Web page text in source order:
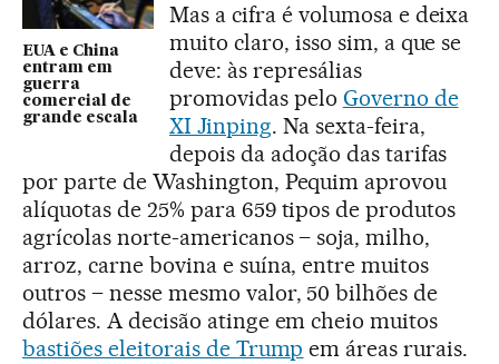
EUA e China
entram em
guerra
comercial de
grande escala
Mas a cifra é volumosa e deixa
muito claro, isso sim, a que se
deve: às represálias
promovidas pelo Governo de
XI Jinping. Na sexta-feira,
depois da adoção das tarifas
por parte de Washington, Pequim aprovou
alíquotas de 25% para 659 tipos de produtos
agrícolas norte-americanos – soja, milho,
arroz, carne bovina e suína, entre muitos
outros – nesse mesmo valor, 50 bilhões de
dólares. A decisão atinge em cheio muitos
bastiões eleitorais de Trump em áreas rurais.